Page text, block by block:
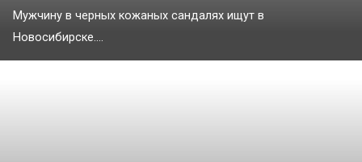
Мужчину в черных кожаных сандалях ищут в
Новосибирске....